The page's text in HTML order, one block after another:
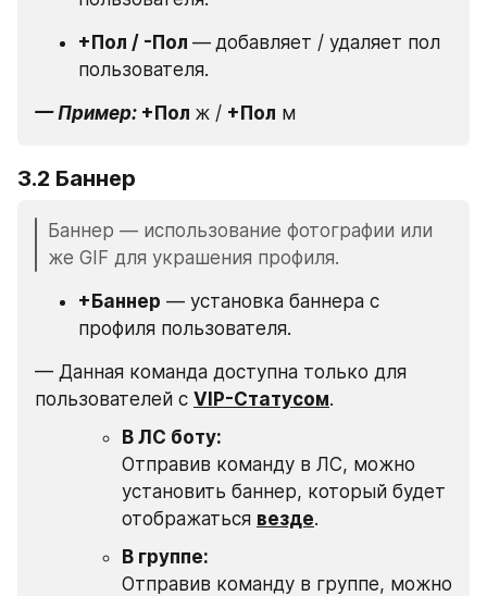
+Пол / -Пол — добавляет / удаляет пол
пользователя.
— Пример: +Пол ж / +Пол м
3.2 Баннер
Баннер — использование фотографии или
же GIF для украшения профиля.
+Баннер — установка баннера с
профиля пользователя.
— Данная команда доступна только для
пользователей с VIP-Статусом.
В ЛС боту:
Отправив команду в ЛС, можно
установить баннер, который будет
отображаться везде.
В группе:
Отправив команду в группе, можно